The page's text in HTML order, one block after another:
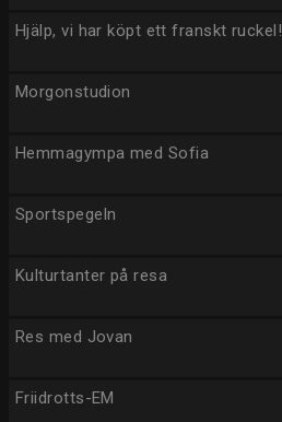
Hjälp, vi har köpt ett franskt ruckel!
Morgonstudion
Hemmagympa med Sofia
Sportspegeln
Kulturtanter på resa
Res med Jovan
Friidrotts-EM